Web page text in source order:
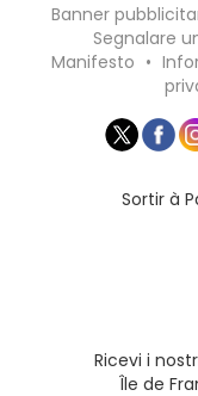
Banner
Segnalare
Manifesto •
Sortir à
Ricevi i
Île de